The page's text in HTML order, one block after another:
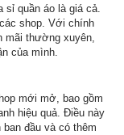
sỉ quần áo là giá cả.
shop. Với chính
mãi thường xuyên,
của mình.
mới mở, bao gồm
hiệu quả. Điều này
đầu và có thêm